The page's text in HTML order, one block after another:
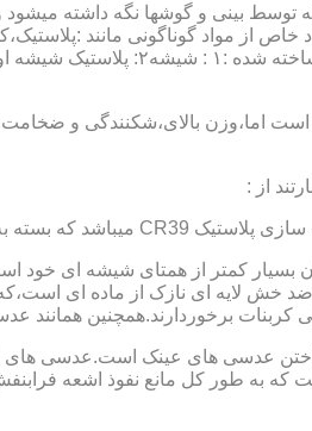
بینی و گوشها نگه داشته میشود
از مواد گوناگونی مانند
عدسی یا لنز :جنس عدسی
اما،وزن بالای،شکنندگی و
از :
کمتر از همتای شیشه ای خود
خش لایه ای نازک از ماده ای
کربنات برخوردارند.همچنین
ساختن عدسی های عینک است.عدسی
به طور کل مانع نفوذ اشعه